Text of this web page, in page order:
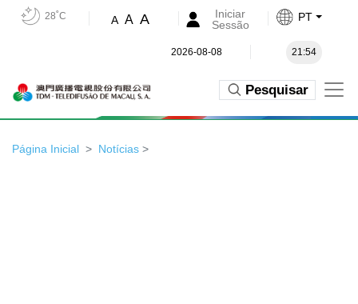
28˚C A A A
Iniciar
Sessão
PT
2026-08-08 21:54
Pesquisar
Página Inicial Notícias >